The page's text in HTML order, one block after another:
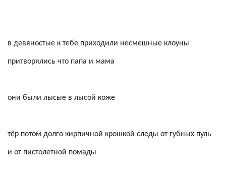
в девяностые к тебе приходили несмешные клоуны
притворялись что папа и мама
они были лысые в лысой коже
тёр потом долго кирпичной крошкой следы от губных пуль
и от пистолетной помады